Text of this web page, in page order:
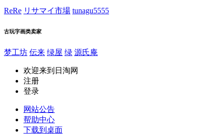
ReRe リサマイ市場 tunagu5555
古玩字画类卖家
梦工坊 伝来 绿屋 绿 源氏庵
欢迎来到日淘网
注册
登录
网站公告
帮助中心
下载到桌面